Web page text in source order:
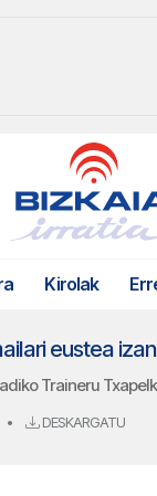
Kirolak
eustea
Traineru
• DESKARGATU